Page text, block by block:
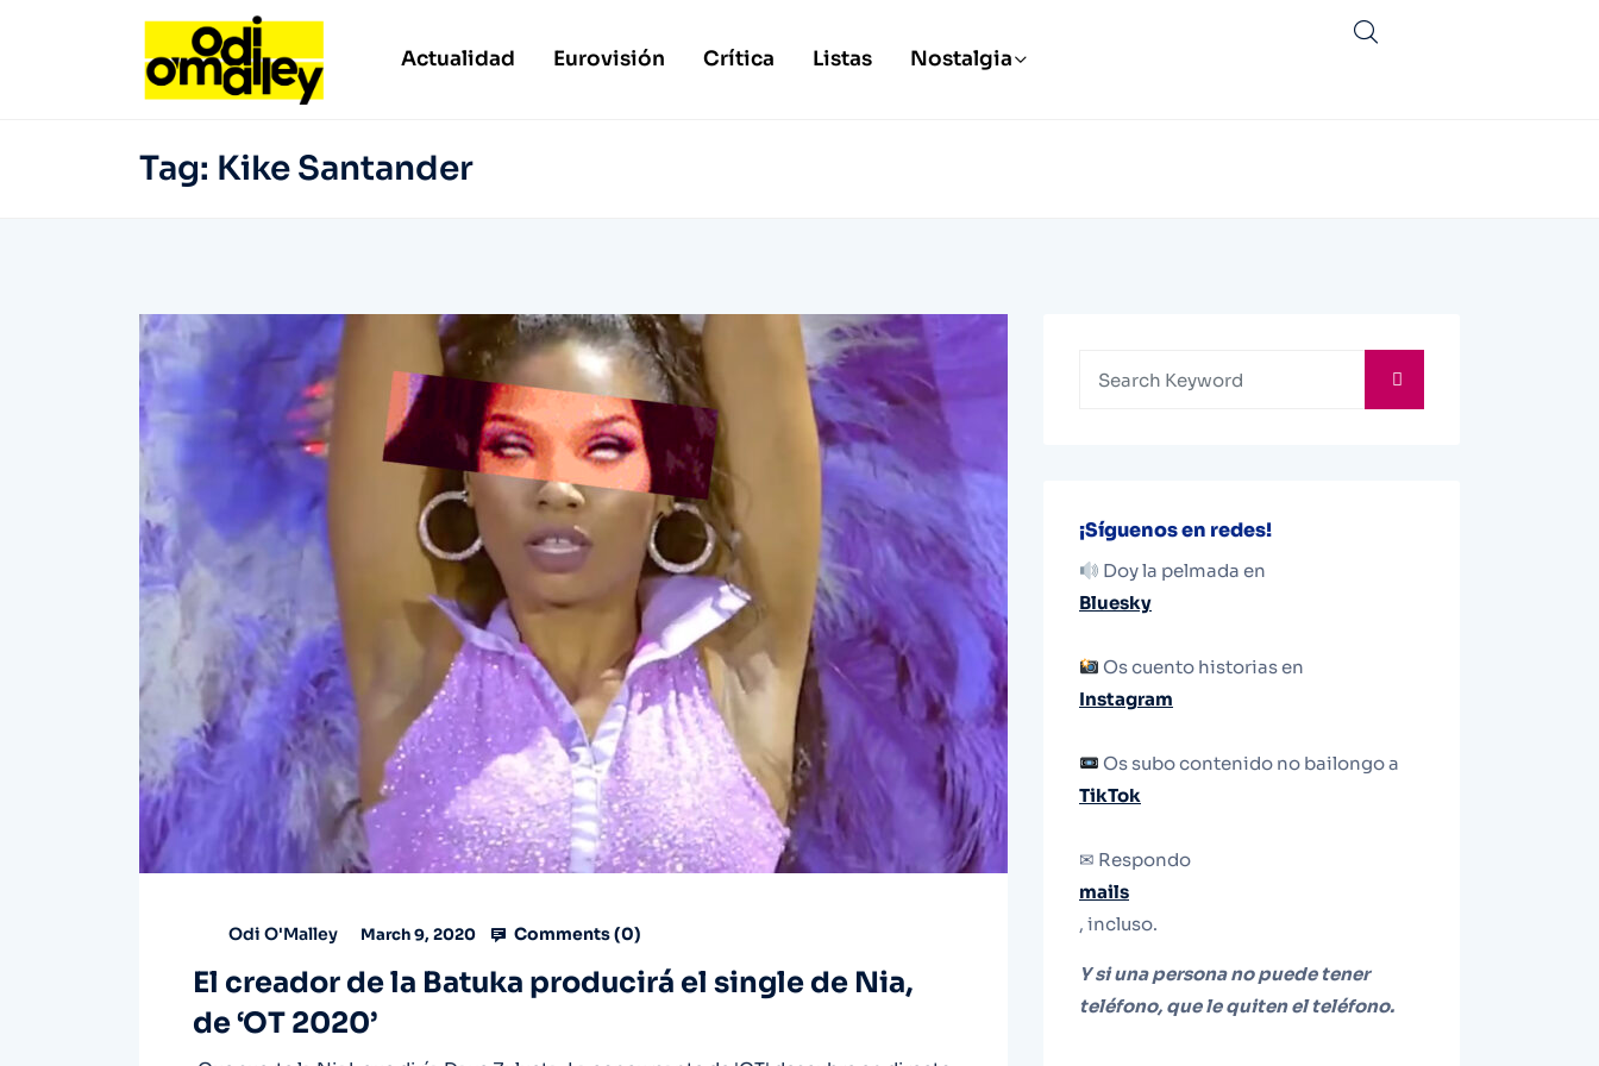
Actualidad Eurovisión Crítica Listas Nostalgia
Tag: Kike Santander
Odi O'Malley March 9, 2020 Comments (0)
El creador de la Batuka producirá el single de Nia,
de ‘OT 2020’
¡Síguenos en redes!
Doy la pelmada en
Bluesky
Os cuento historias en
Instagram
Os subo contenido no bailongo a
TikTok
✉ Respondo
mails
, incluso.
Y si una persona no puede tener
teléfono, que le quiten el teléfono.